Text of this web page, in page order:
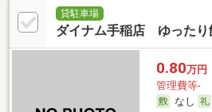
貸駐車場
ダイナム手稲店 ゆったり
0.80万円
管理費等-
なし